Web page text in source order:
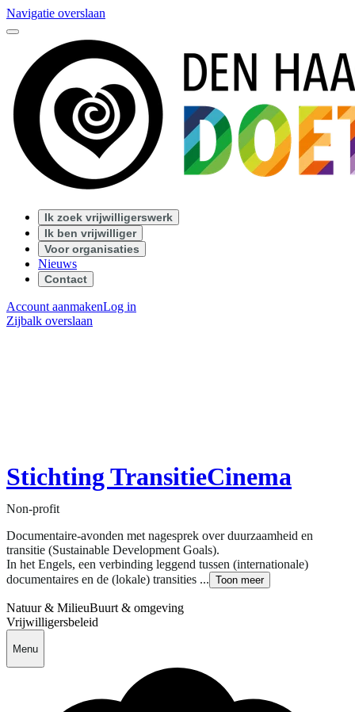
Navigatie overslaan
Ik zoek vrijwilligerswerk
Ik ben vrijwilliger
Voor organisaties
Nieuws
Contact
Account aanmakenLog in
Zijbalk overslaan
Stichting TransitieCinema
Non-profit
Documentaire-avonden met nagesprek over duurzaamheid en
transitie (Sustainable Development Goals).
In het Engels, een verbinding leggend tussen (internationale)
documentaires en de (lokale) transities ... Toon meer
Natuur & MilieuBuurt & omgeving
Vrijwilligersbeleid
Menu